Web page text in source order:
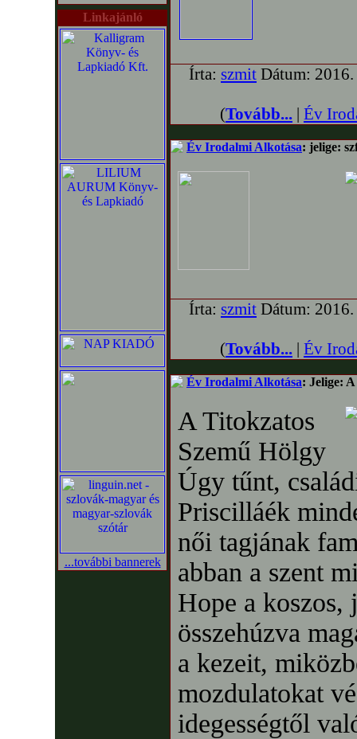
Linkajánló
...további bannerek
Írta: szmit Dátum:
(Tovább... | Év
Év Irodalmi Alkotása: jelige:
Írta: szmit Dátum:
(Tovább... | Év
Év Irodalmi Alkotása: Jelige:
A Titokzatos
Szemű Hölgy
Úgy tűnt,
Priscilláék
női tagjának
abban a szent
Hope a koszos,
összehúzva
a kezeit,
mozdulatokat
idegességtől